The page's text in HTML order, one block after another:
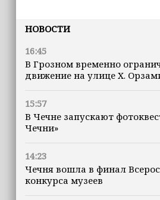
НОВОСТИ
16:45
В Грозном временно
движение на улице Х.
15:57
В Чечне запускают
Чечни»
14:23
Чечня вошла в финал
конкурса музеев